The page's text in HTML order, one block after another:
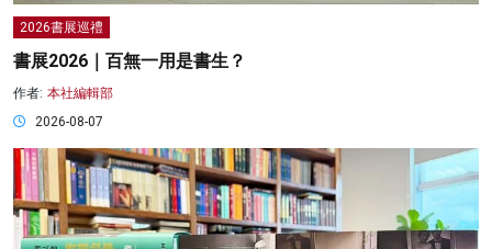
2026書展巡禮
書展2026｜百無一用是書生？
作者: 本社編輯部
2026-08-07